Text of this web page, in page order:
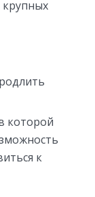
которой
к